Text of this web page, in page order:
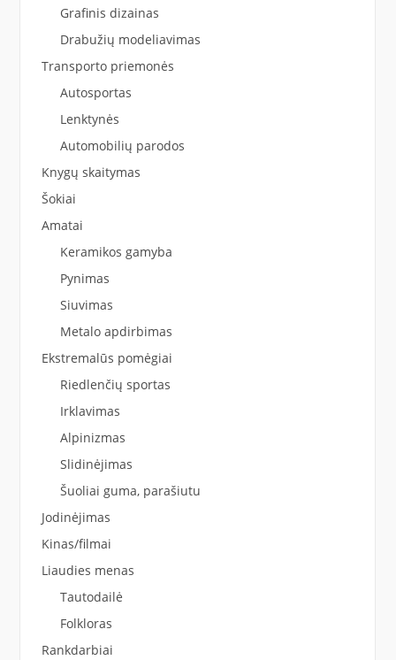
Grafinis dizainas
Drabužių modeliavimas
Transporto priemonės
Autosportas
Lenktynės
Automobilių parodos
Knygų skaitymas
Šokiai
Amatai
Keramikos gamyba
Pynimas
Siuvimas
Metalo apdirbimas
Ekstremalūs pomėgiai
Riedlenčių sportas
Irklavimas
Alpinizmas
Slidinėjimas
Šuoliai guma, parašiutu
Jodinėjimas
Kinas/filmai
Liaudies menas
Tautodailė
Folkloras
Rankdarbiai